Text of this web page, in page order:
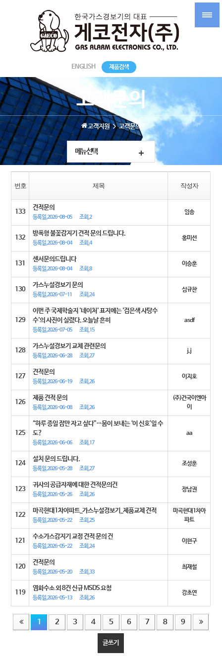
ENGLISH 제품검색
고객문의
고객지원 고객문의
메뉴선택
번호 제목 작성자
133
견적문의
등록일,2026-08-05 조회,2
임송
132
방폭형 불꽃감지기 견적 문의 드립니다.
등록일,2026-08-04 조회,4
홍미선
131
센서문의드립니다
등록일,2026-08-04 조회,8
이승훈
130
가스누설경보기 문의
등록일,2026-07-11 조회,24
심규찬
129
이번 주 국제학술지 '네이처' 표지에는 '검은색 사탕수
수'의 사진이 실렸다. 오늘날 흔히
등록일,2026-07-05 조회,15
asdf
128
가스누설경보기 교체 관련문의
등록일,2026-06-28 조회,27
j.j
127
견적문의
등록일,2026-06-19 조회,26
이지호
126
제품 견적 문의
등록일,2026-06-08 조회,26
(주)건국이엔아
이
125
“하루 종일 잠만 자고 싶다”…몸이 보내는 ‘이 신호’일 수
도?
등록일,2026-06-06 조회,17
aa
124
설치 문의 드립니다.
등록일,2026-05-28 조회,27
조성훈
123
귀사의 공급자재에 대한 견적문의건
등록일,2026-05-26 조회,26
장남권
122
마곡현대1차아파트_가스누설경보기_제품교체 견적
등록일,2026-05-22 조회,25
마곡현대1차아
파트
121
수소가스감지기 교정 견적 문의 건
등록일,2026-05-22 조회,24
이현구
120
견적문의
등록일,2026-05-20 조회,33
최재철
119
염화수소 외 8건 신규 MSDS 요청
등록일,2026-05-13 조회,26
강초연
1 2 3 4 5 6 7 8 9
글쓰기